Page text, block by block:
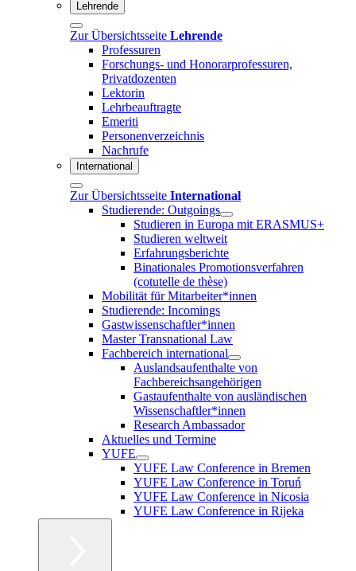
Lehrende
Zur Übersichtsseite Lehrende
Professuren
Forschungs- und Honorarprofessuren,
Privatdozenten
Lektorin
Lehrbeauftragte
Emeriti
Personenverzeichnis
Nachrufe
International
Zur Übersichtsseite International
Studierende: Outgoings
Studieren in Europa mit ERASMUS+
Studieren weltweit
Erfahrungsberichte
Binationales Promotionsverfahren
(cotutelle de thèse)
Mobilität für Mitarbeiter*innen
Studierende: Incomings
Gastwissenschaftler*innen
Master Transnational Law
Fachbereich international
Auslandsaufenthalte von
Fachbereichsangehörigen
Gastaufenthalte von ausländischen
Wissenschaftler*innen
Research Ambassador
Aktuelles und Termine
YUFE
YUFE Law Conference in Bremen
YUFE Law Conference in Toruń
YUFE Law Conference in Nicosia
YUFE Law Conference in Rijeka